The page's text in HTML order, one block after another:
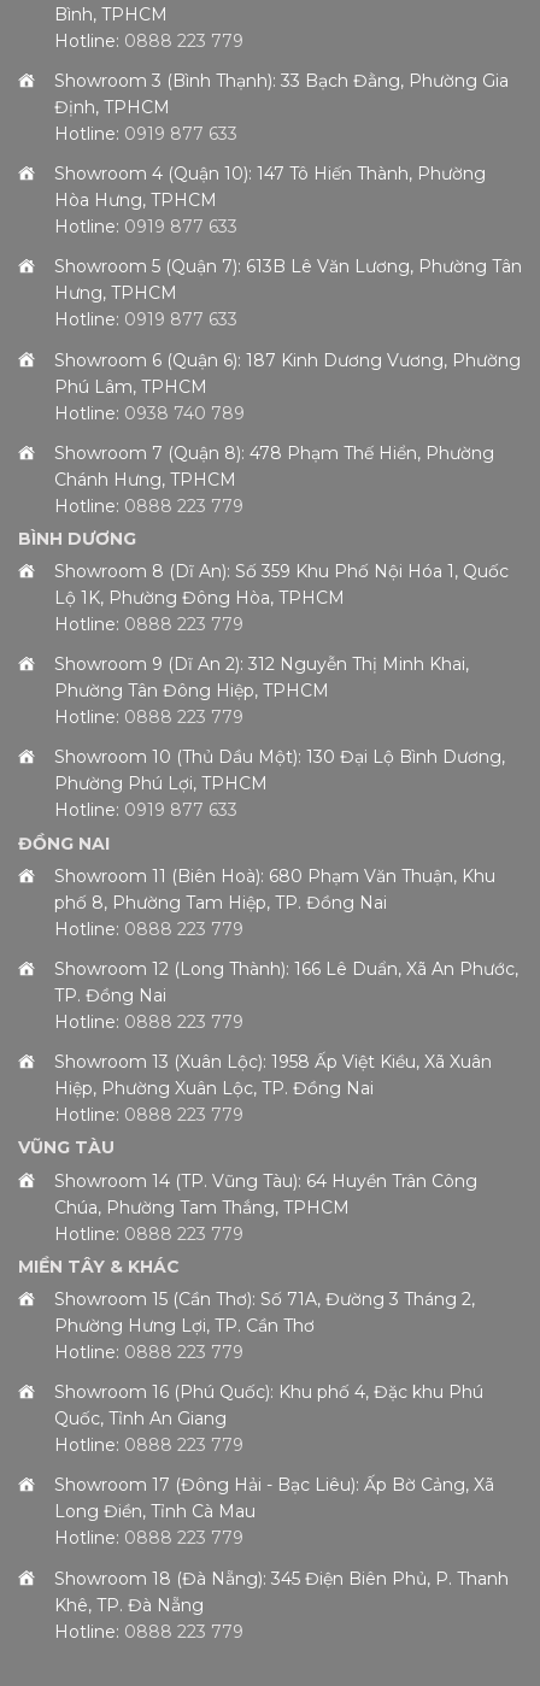
Bình, TPHCM
Hotline: 0888 223 779
Showroom 3 (Bình Thạnh): 33 Bạch Đằng, Phường Gia
Định, TPHCM
Hotline: 0919 877 633
Showroom 4 (Quận 10): 147 Tô Hiến Thành, Phường
Hòa Hưng, TPHCM
Hotline: 0919 877 633
Showroom 5 (Quận 7): 613B Lê Văn Lương, Phường Tân
Hưng, TPHCM
Hotline: 0919 877 633
Showroom 6 (Quận 6): 187 Kinh Dương Vương, Phường
Phú Lâm, TPHCM
Hotline: 0938 740 789
Showroom 7 (Quận 8): 478 Phạm Thế Hiển, Phường
Chánh Hưng, TPHCM
Hotline: 0888 223 779
BÌNH DƯƠNG
Showroom 8 (Dĩ An): Số 359 Khu Phố Nội Hóa 1, Quốc
Lộ 1K, Phường Đông Hòa, TPHCM
Hotline: 0888 223 779
Showroom 9 (Dĩ An 2): 312 Nguyễn Thị Minh Khai,
Phường Tân Đông Hiệp, TPHCM
Hotline: 0888 223 779
Showroom 10 (Thủ Dầu Một): 130 Đại Lộ Bình Dương,
Phường Phú Lợi, TPHCM
Hotline: 0919 877 633
ĐỒNG NAI
Showroom 11 (Biên Hoà): 680 Phạm Văn Thuận, Khu
phố 8, Phường Tam Hiệp, TP. Đồng Nai
Hotline: 0888 223 779
Showroom 12 (Long Thành): 166 Lê Duẩn, Xã An Phước,
TP. Đồng Nai
Hotline: 0888 223 779
Showroom 13 (Xuân Lộc): 1958 Ấp Việt Kiều, Xã Xuân
Hiệp, Phường Xuân Lộc, TP. Đồng Nai
Hotline: 0888 223 779
VŨNG TÀU
Showroom 14 (TP. Vũng Tàu): 64 Huyền Trân Công
Chúa, Phường Tam Thắng, TPHCM
Hotline: 0888 223 779
MIỀN TÂY & KHÁC
Showroom 15 (Cần Thơ): Số 71A, Đường 3 Tháng 2,
Phường Hưng Lợi, TP. Cần Thơ
Hotline: 0888 223 779
Showroom 16 (Phú Quốc): Khu phố 4, Đặc khu Phú
Quốc, Tỉnh An Giang
Hotline: 0888 223 779
Showroom 17 (Đông Hải - Bạc Liêu): Ấp Bờ Cảng, Xã
Long Điền, Tỉnh Cà Mau
Hotline: 0888 223 779
Showroom 18 (Đà Nẵng): 345 Điện Biên Phủ, P. Thanh
Khê, TP. Đà Nẵng
Hotline: 0888 223 779